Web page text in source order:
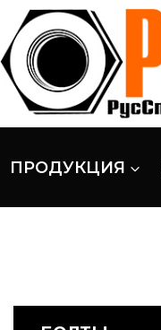
ПРОДУКЦИЯ